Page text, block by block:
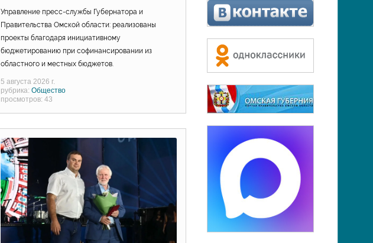
Управление пресс-службы Губернатора и
Правительства Омской области: реализованы
проекты благодаря инициативному
бюджетированию при софинансировании из
областного и местных бюджетов.
5 августа 2026 г.
рубрика:Общество
просмотров: 43